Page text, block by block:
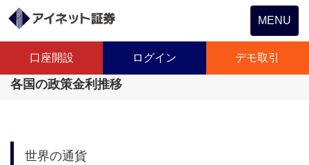
Toggle
navigation
MENU
口座開設 ログイン デモ取引
各国の政策金利推移
世界の通貨